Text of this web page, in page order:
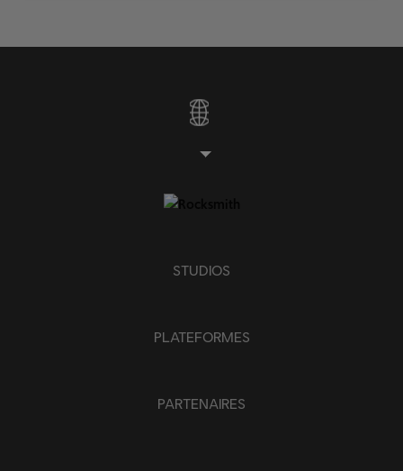
STUDIOS
PLATEFORMES
PARTENAIRES